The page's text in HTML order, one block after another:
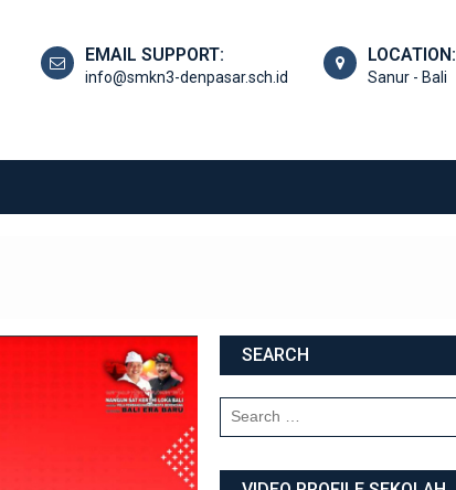
EMAIL SUPPORT:
info@smkn3-denpasar.sch.id
LOCATION:
Sanur - Bali
SEARCH